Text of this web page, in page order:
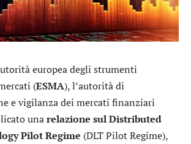
europea degli strumenti
(ESMA), l’autorità di
e vigilanza dei mercati finanziari
unarelazione sul Distributed
Pilot Regime (DLT Pilot Regime),